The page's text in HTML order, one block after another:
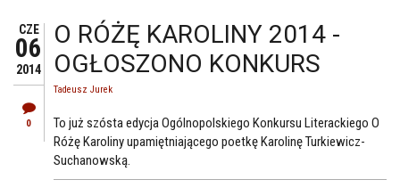
CZE
06
2014
0
O RÓŻĘ KAROLINY 2014 -
OGŁOSZONO KONKURS
Tadeusz Jurek
To już szósta edycja Ogólnopolskiego Konkursu Literackiego O
Różę Karoliny upamiętniającego poetkę Karolinę Turkiewicz-
Suchanowską.